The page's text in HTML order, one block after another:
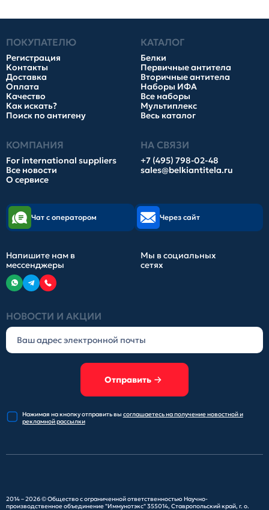
ПОКУПАТЕЛЮ
Регистрация
Контакты
Доставка
Оплата
Качество
Как искать?
Поиск по антигену
КАТАЛОГ
Белки
Первичные антитела
Вторичные антитела
Наборы ИФА
Все наборы
Мультиплекс
Весь каталог
КОМПАНИЯ
For international suppliers
Все новости
О сервисе
НА СВЯЗИ
+7 (495) 798-02-48
sales@belkiantitela.ru
НОВОСТИ И АКЦИИ
Отправить
Нажимая на кнопку отправитьвы соглашаетесь на получениеновостной и
рекламной рассылки
Чат с оператором Через сайт
Напишите нам в
мессенджеры
Мы в социальных
сетях
2014 – 2026 ©Общество с ограниченной ответственностью Научно-
производственное объединение "Иммунотэкс"355014, Ставропольский край, г. о.